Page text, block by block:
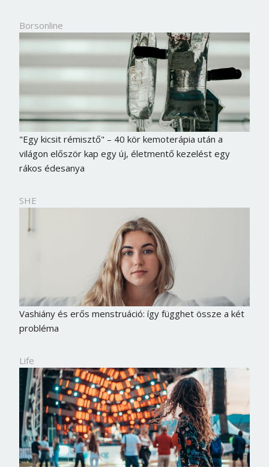
Borsonline
"Egy kicsit rémisztő" – 40 kör kemoterápia után a
világon először kap egy új, életmentő kezelést egy
rákos édesanya
SHE
Vashiány és erős menstruáció: így függhet össze a két
probléma
Life